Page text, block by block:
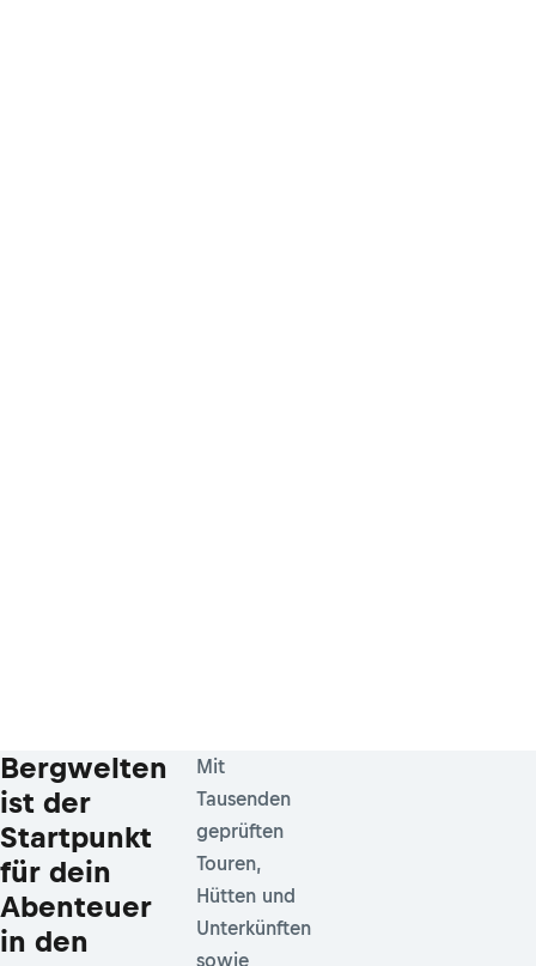
Bergwelten
ist der
Startpunkt
für dein
Abenteuer
in den
Mit
Tausenden
geprüften
Touren,
Hütten und
Unterkünften
sowie